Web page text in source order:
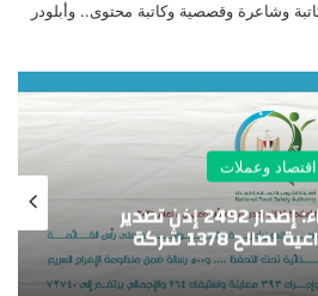
وشاعرة وقصصية وكاتبة محتوى.. وأبلودر
اقتصاد وعملات
محاور “السردية الوطنية
وآليات تمويل المستهدفات